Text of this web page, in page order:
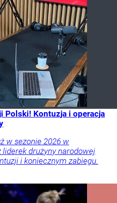
Polski! Kontuzja i operacja
w sezonie 2026 w
drużyny narodowej
i koniecznym zabiegu.